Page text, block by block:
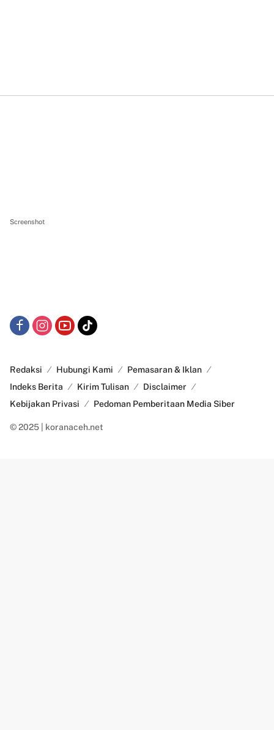
Screenshot
Redaksi Hubungi Kami
Pemasaran & Iklan
Indeks Berita
Kirim Tulisan
Disclaimer
Kebijakan Privasi
Pedoman Pemberitaan Media Siber
© 2025 | koranaceh.net